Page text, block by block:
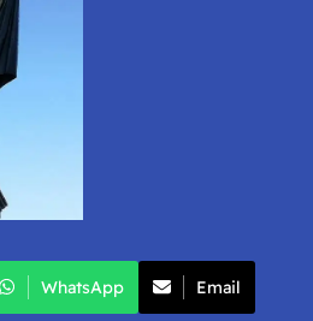
WhatsApp Email